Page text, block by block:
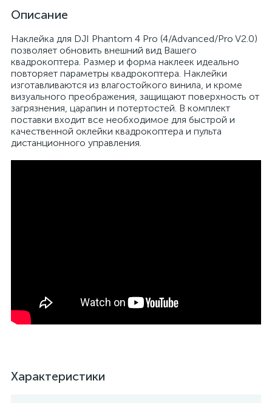
Описание
Наклейка для DJI Phantom 4 Pro (4/Advanced/Pro V2.0)
позволяет обновить внешний вид Вашего
квадрокоптера. Размер и форма наклеек идеально
повторяет параметры квадрокоптера. Наклейки
изготавливаются из влагостойкого винила, и кроме
визуального преображения, защищают поверхность от
загрязнения, царапин и потертостей. В комплект
поставки входит все необходимое для быстрой и
качественной оклейки квадрокоптера и пульта
дистанционного управления.
Характеристики